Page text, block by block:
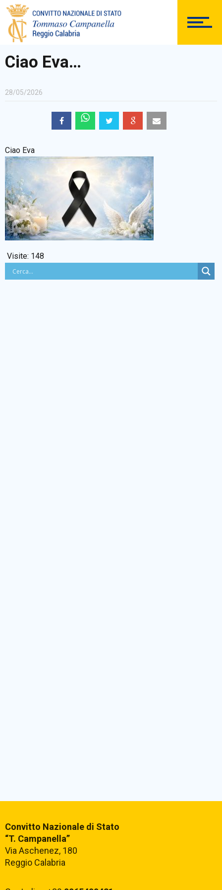
SEGRETERIA
Comunicazioni Esterne
Cerca
Ciao Eva…
28/05/2026
Ciao Eva
Visite: 148
Convitto Nazionale di Stato
“T. Campanella”
Via Aschenez, 180
Reggio Calabria